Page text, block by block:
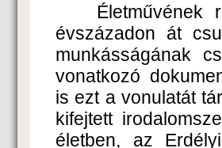
Életművének
évszázadon át
munkásságának
vonatkozó
is ezt a vonulatát
kifejtett
életben, az